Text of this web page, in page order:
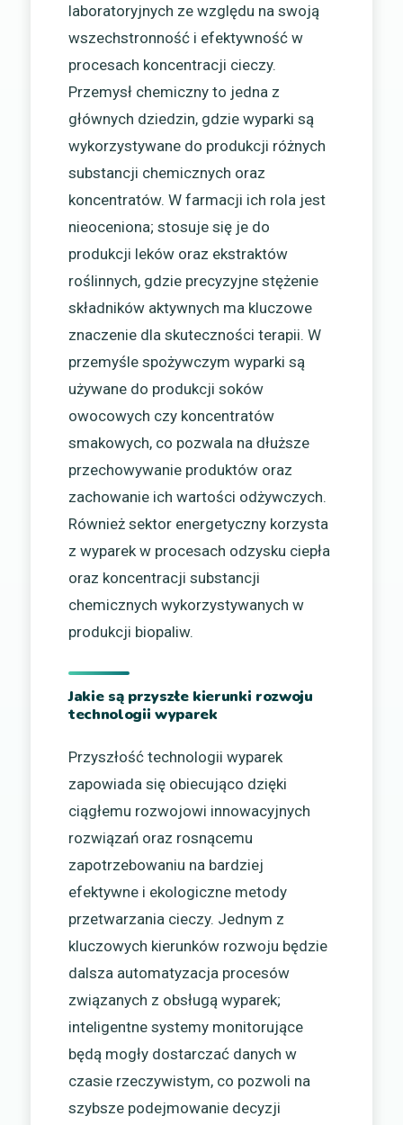
laboratoryjnych ze względu na swoją
wszechstronność i efektywność w
procesach koncentracji cieczy.
Przemysł chemiczny to jedna z
głównych dziedzin, gdzie wyparki są
wykorzystywane do produkcji różnych
substancji chemicznych oraz
koncentratów. W farmacji ich rola jest
nieoceniona; stosuje się je do
produkcji leków oraz ekstraktów
roślinnych, gdzie precyzyjne stężenie
składników aktywnych ma kluczowe
znaczenie dla skuteczności terapii. W
przemyśle spożywczym wyparki są
używane do produkcji soków
owocowych czy koncentratów
smakowych, co pozwala na dłuższe
przechowywanie produktów oraz
zachowanie ich wartości odżywczych.
Również sektor energetyczny korzysta
z wyparek w procesach odzysku ciepła
oraz koncentracji substancji
chemicznych wykorzystywanych w
produkcji biopaliw.
Jakie są przyszłe kierunki rozwoju
technologii wyparek
Przyszłość technologii wyparek
zapowiada się obiecująco dzięki
ciągłemu rozwojowi innowacyjnych
rozwiązań oraz rosnącemu
zapotrzebowaniu na bardziej
efektywne i ekologiczne metody
przetwarzania cieczy. Jednym z
kluczowych kierunków rozwoju będzie
dalsza automatyzacja procesów
związanych z obsługą wyparek;
inteligentne systemy monitorujące
będą mogły dostarczać danych w
czasie rzeczywistym, co pozwoli na
szybsze podejmowanie decyzji